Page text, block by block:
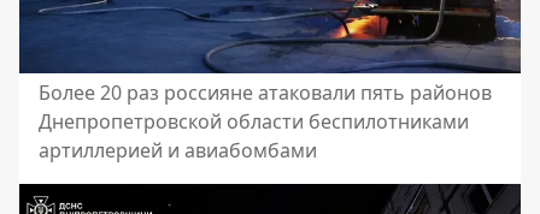
Более 20 раз россияне атаковали пять районов
Днепропетровской области беспилотниками
артиллерией и авиабомбами